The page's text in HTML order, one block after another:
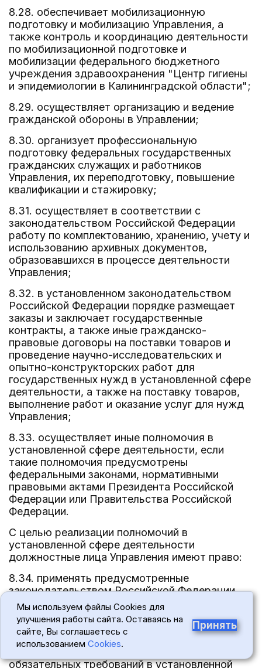
8.28. обеспечивает мобилизационную
подготовку и мобилизацию Управления, а
также контроль и координацию деятельности
по мобилизационной подготовке и
мобилизации федерального бюджетного
учреждения здравоохранения "Центр гигиены
и эпидемиологии в Калининградской области";
8.29. осуществляет организацию и ведение
гражданской обороны в Управлении;
8.30. организует профессиональную
подготовку федеральных государственных
гражданских служащих и работников
Управления, их переподготовку, повышение
квалификации и стажировку;
8.31. осуществляет в соответствии с
законодательством Российской Федерации
работу по комплектованию, хранению, учету и
использованию архивных документов,
образовавшихся в процессе деятельности
Управления;
8.32. в установленном законодательством
Российской Федерации порядке размещает
заказы и заключает государственные
контракты, а также иные гражданско-
правовые договоры на поставки товаров и
проведение научно-исследовательских и
опытно-конструкторских работ для
государственных нужд в установленной сфере
деятельности, а также на поставку товаров,
выполнение работ и оказание услуг для нужд
Управления;
8.33. осуществляет иные полномочия в
установленной сфере деятельности, если
такие полномочия предусмотрены
федеральными законами, нормативными
правовыми актами Президента Российской
Федерации или Правительства Российской
Федерации.
С целью реализации полномочий в
установленной сфере деятельности
должностные лица Управления имеют право:
8.34. применять предусмотренные
законодательством Российской Федерации
меры ограничительного, предупредительного
и профилактического характера, направленные
на недопущение и (или) пресечение нарушений
юридическими лицами, индивидуальными
обязательных требований в установленной
Мы используем файлы Cookies для
улучшения работы сайта. Оставаясь на
сайте, Вы соглашаетесь с
использованием Cookies.
Принять